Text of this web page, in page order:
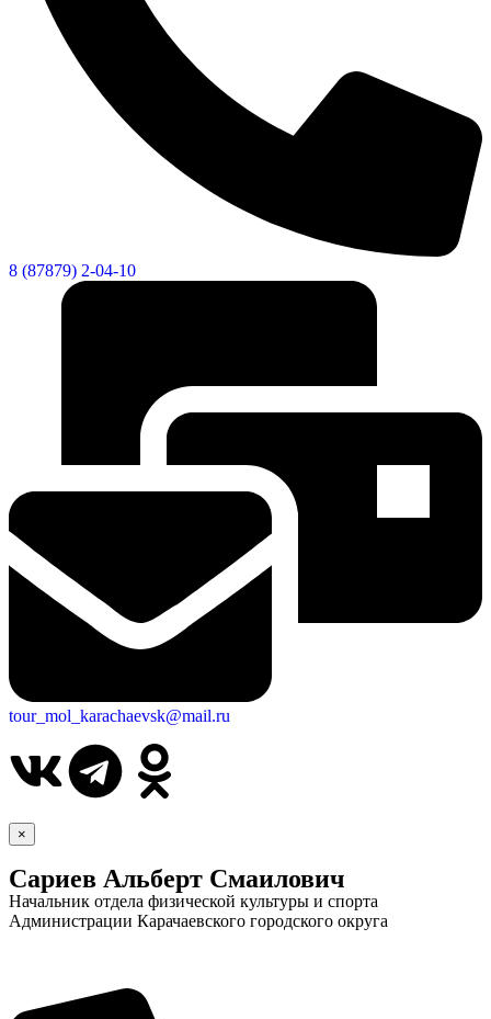
8 (87879) 2-04-10
tour_mol_karachaevsk@mail.ru
×
Сариев Альберт Смаилович
Начальник отдела физической культуры и спорта
Администрации Карачаевского городского округа